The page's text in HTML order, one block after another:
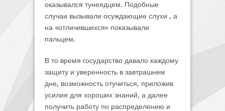
оказывался тунеядцем. Подобные
случаи вызывали осуждающие слухи , а
на «отличившихся» показывали
пальцем.
В то время государство давало каждому
защиту и уверенность в завтрашнем
дне, возможность отучиться, приложив
усилия для хороших знаний, а далее
получить работу по распределению и